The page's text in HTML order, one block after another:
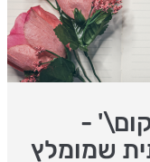
-
שמומלץ